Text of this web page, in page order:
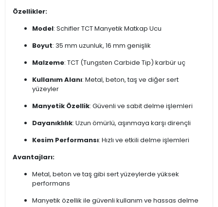
Özellikler:
Model: Schifler TCT Manyetik Matkap Ucu
Boyut: 35 mm uzunluk, 16 mm genişlik
Malzeme: TCT (Tungsten Carbide Tip) karbür uç
Kullanım Alanı: Metal, beton, taş ve diğer sert
yüzeyler
Manyetik Özellik: Güvenli ve sabit delme işlemleri
Dayanıklılık: Uzun ömürlü, aşınmaya karşı dirençli
Kesim Performansı: Hızlı ve etkili delme işlemleri
Avantajları:
Metal, beton ve taş gibi sert yüzeylerde yüksek
performans
Manyetik özellik ile güvenli kullanım ve hassas delme